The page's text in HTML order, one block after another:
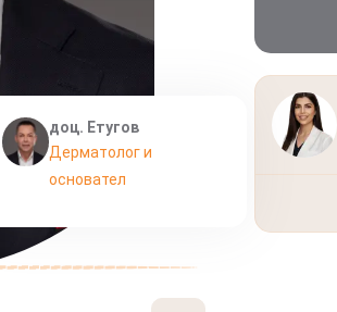
доц. Етугов
Дерматолог и
основател